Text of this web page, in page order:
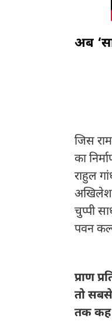
अब
जिस
का
राहुल
अखिलेश
चुप्पी
पवन
प्राण
तो
तक कह